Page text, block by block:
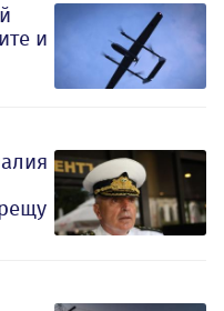
и